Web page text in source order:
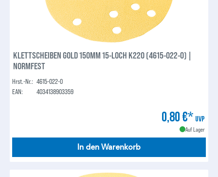
KLETTSCHEIBEN GOLD 150MM 15-LOCH K220 (4615-022-0) |
NORMFEST
Hrst.-Nr.: 4615-022-0
EAN:
4034138903359
0,80 €* UVP
Auf Lager
In den Warenkorb